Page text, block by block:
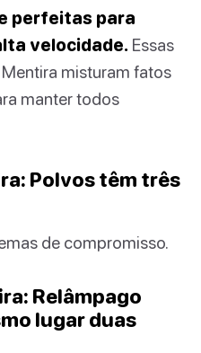
perfeitas para
velocidade. Essas
misturam fatos
manter todos
Polvos têm três
de compromisso.
Relâmpago
lugar duas